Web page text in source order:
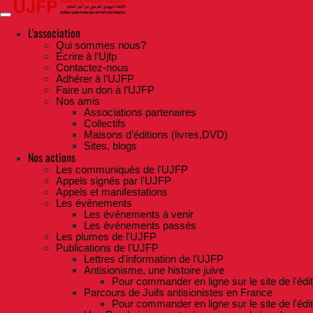
Skip
to
contentL'association
Qui sommes nous?
Ecrire à l’Ujfp
Contactez-nous
Adhérer à l’UJFP
Faire un don à l’UJFP
Nos amis
Associations partenaires
Collectifs
Maisons d’éditions (livres,DVD)
Sites, blogs
Nos actions
Les communiqués de l'UJFP
Appels signés par l'UJFP
Appels et manifestations
Les événements
Les événements à venir
Les événements passés
Les plumes de l'UJFP
Publications de l'UJFP
Lettres d'information de l'UJFP
Antisionisme, une histoire juive
Pour commander en ligne sur le site de
Parcours de Juifs antisionistes en France
Pour commander en ligne sur le site de